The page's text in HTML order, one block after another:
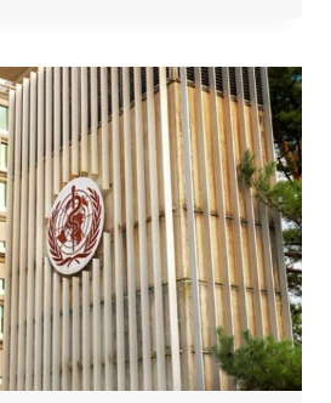
LIDÍ“:
WHO
A
EU
ZAHAJUJÍ
NOVOU
CELOSVĚTOVOU
INICIATIVU
NA
VYDÁNÍ
OČKOVACÍHO